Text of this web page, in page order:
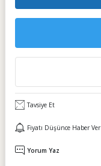
Tavsiye Et
Fiyatı Düşünce Haber Ver
Yorum Yaz